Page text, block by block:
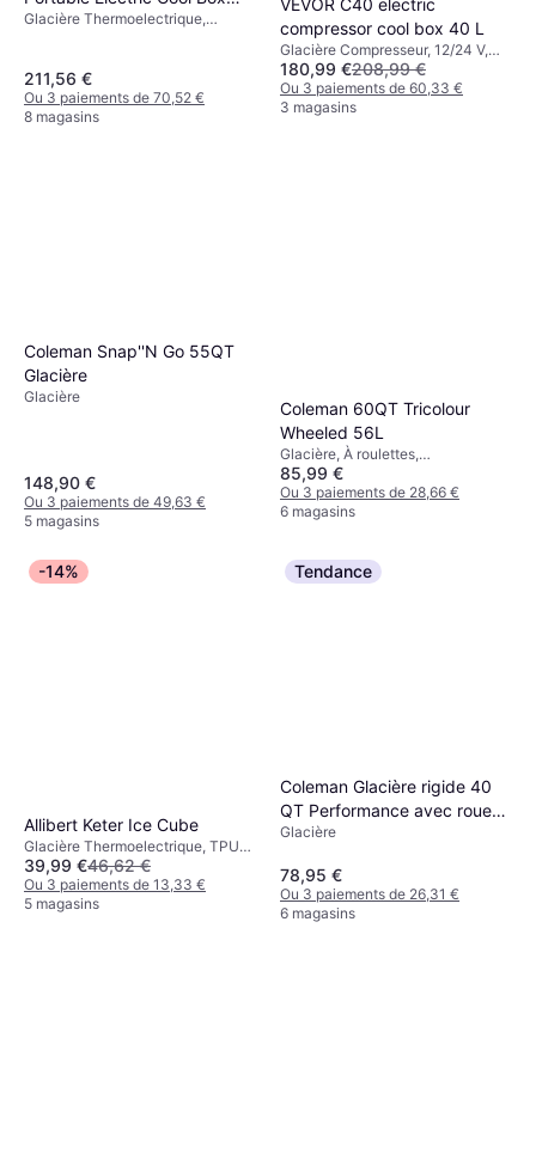
33L Black/Gray
Glacière Thermoelectrique,
211,56 €
Ou 3 paiements de 70,52 €
8 magasins
compressor cool box 40 L
Glacière Compresseur, 12/24 V,
Avec prise USB intégrée,
Puissance 60W
180,99 €208,99 €
Ou 3 paiements de 60,33 €
3 magasins
Coleman Snap''N Go 55QT
Glacière
Glacière
148,90 €
Ou 3 paiements de 49,63 €
5 magasins
Coleman 60QT Tricolour
Wheeled 56L
Glacière, À roulettes,
Polypropylène
85,99 €
Ou 3 paiements de 28,66 €
6 magasins
-14%
Allibert Keter Ice Cube
Glacière Thermoelectrique, TPU
(Polyuréthane Thermoplastique)
39,99 €46,62 €
Ou 3 paiements de 13,33 €
5 magasins
Tendance
Coleman Glacière rigide 40
QT Performance avec roues
37,5 L
Glacière
78,95 €
Ou 3 paiements de 26,31 €
6 magasins